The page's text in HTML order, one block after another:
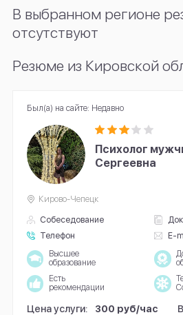
В выбранном регионе
отсутствуют
Резюме из Кировской
Психолог
Сергеевна
Собеседование
Телефон
E-
Кирово-Чепецк
Высшее
образование
Есть
рекомендации
Цена услуги: 300 руб/час
Был(а) на сайте: Недавно